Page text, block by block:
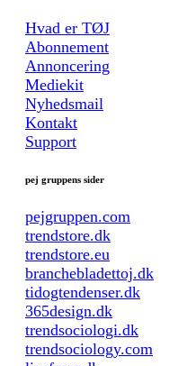
Hvad er TØJ
Abonnement
Annoncering
Mediekit
Nyhedsmail
Kontakt
Support
pej gruppens sider
pejgruppen.com
trendstore.dk
trendstore.eu
branchebladettoj.dk
tidogtendenser.dk
365design.dk
trendsociologi.dk
trendsociology.com